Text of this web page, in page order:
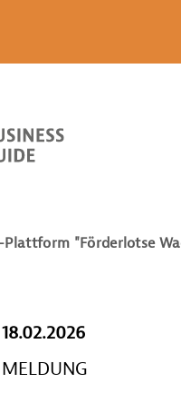
Plattform "Förderlotse
18.02.2026
MELDUNG